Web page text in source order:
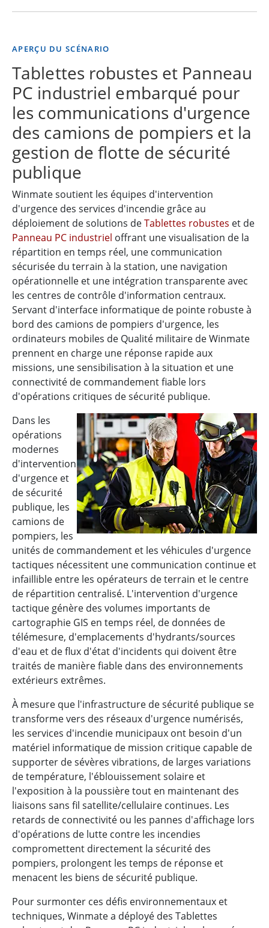
APERÇU DU SCÉNARIO
Tablettes robustes et Panneau
PC industriel embarqué pour
les communications d'urgence
des camions de pompiers et la
gestion de flotte de sécurité
publique
Winmate soutient les équipes d'intervention
d'urgence des services d'incendie grâce au
déploiement de solutions deTablettes robustes et de
Panneau PC industriel offrant une visualisation de la
répartition en temps réel, une communication
sécurisée du terrain à la station, une navigation
opérationnelle et une intégration transparente avec
les centres de contrôle d'information centraux.
Servant d'interface informatique de pointe robuste à
bord des camions de pompiers d'urgence, les
ordinateurs mobiles de Qualité militaire de Winmate
prennent en charge une réponse rapide aux
missions, une sensibilisation à la situation et une
connectivité de commandement fiable lors
d'opérations critiques de sécurité publique.
Dans les
opérations
modernes
d'intervention
d'urgence et
de sécurité
publique, les
camions de
pompiers, les
unités de commandement et les véhicules d'urgence
tactiques nécessitent une communication continue et
infaillible entre les opérateurs de terrain et le centre
de répartition centralisé. L'intervention d'urgence
tactique génère des volumes importants de
cartographie GIS en temps réel, de données de
télémesure, d'emplacements d'hydrants/sources
d'eau et de flux d'état d'incidents qui doivent être
traités de manière fiable dans des environnements
extérieurs extrêmes.
À mesure que l'infrastructure de sécurité publique se
transforme vers des réseaux d'urgence numérisés,
les services d'incendie municipaux ont besoin d'un
matériel informatique de mission critique capable de
supporter de sévères vibrations, de larges variations
de température, l'éblouissement solaire et
l'exposition à la poussière tout en maintenant des
liaisons sans fil satellite/cellulaire continues. Les
retards de connectivité ou les pannes d'affichage lors
d'opérations de lutte contre les incendies
compromettent directement la sécurité des
pompiers, prolongent les temps de réponse et
menacent les biens de sécurité publique.
Pour surmonter ces défis environnementaux et
techniques, Winmate a déployé des Tablettes